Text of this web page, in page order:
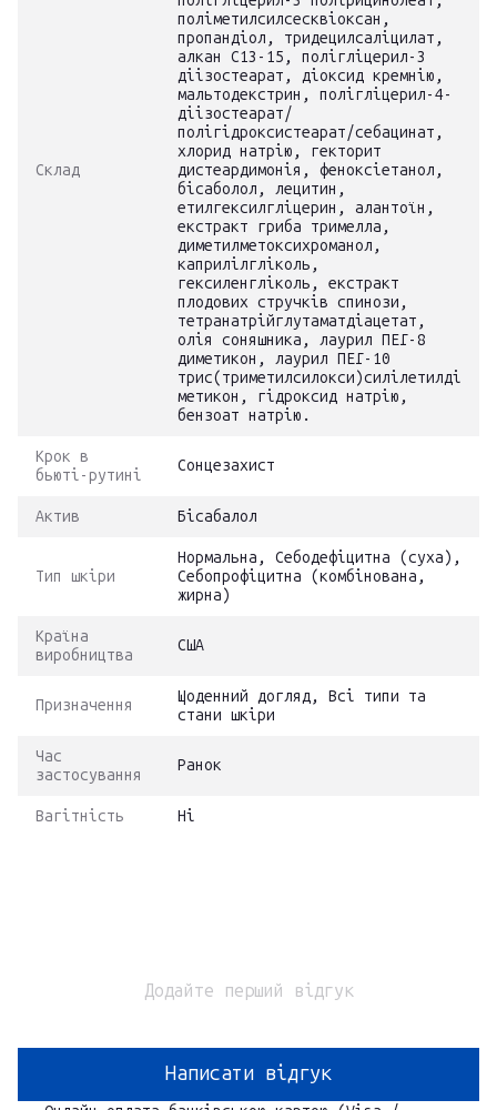
Склад
поліметилсилсесквіоксан,
пропандіол, тридецилсаліцилат,
алкан C13-15, полігліцерил-3
діізостеарат, діоксид кремнію,
мальтодекстрин, полігліцерил-4-
діізостеарат/
полігідроксистеарат/себацинат,
хлорид натрію, гекторит
дистеардимонія, феноксіетанол,
бісаболол, лецитин,
етилгексилгліцерин, алантоїн,
екстракт гриба тримелла,
диметилметоксихроманол,
каприлілгліколь,
гексиленгліколь, екстракт
плодових стручків спинози,
тетранатрійглутаматдіацетат,
олія соняшника, лаурил ПЕГ-8
диметикон, лаурил ПЕГ-10
трис(триметилсилокси)силілетилді
метикон, гідроксид натрію,
бензоат натрію.
Крок в
бьюті-рутині
Сонцезахист
Актив Бісабалол
Тип шкіри
Нормальна, Себодефіцитна (суха),
Себопрофіцитна (комбінована,
жирна)
Країна
виробництва
США
Призначення
Щоденний догляд, Всі типи та
стани шкіри
Час
застосування
Ранок
Вагітність Ні
Додайте перший відгук
Написати відгук